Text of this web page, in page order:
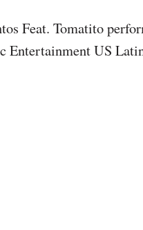
Feat. Tomatito
Entertainment US